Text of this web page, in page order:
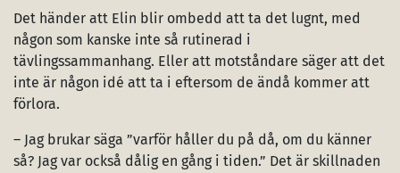
Det händer att Elin blir ombedd att ta det lugnt, med
någon som kanske inte så rutinerad i
tävlingssammanhang. Eller att motståndare säger att det
inte är någon idé att ta i eftersom de ändå kommer att
förlora.
– Jag brukar säga ”varför håller du på då, om du känner
så? Jag var också dålig en gång i tiden.” Det är skillnaden